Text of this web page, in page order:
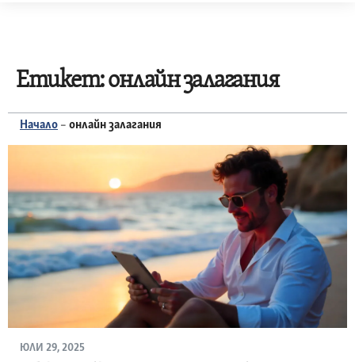
Етикет:онлайн залагания
Начало – онлайн залагания
ЮЛИ 29, 2025